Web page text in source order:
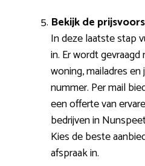
Bekijk de
In deze laatste stap
in. Er wordt
woning, mailadres
nummer. Per mail
een offerte van
bedrijven in
Kies de beste
afspraak in.